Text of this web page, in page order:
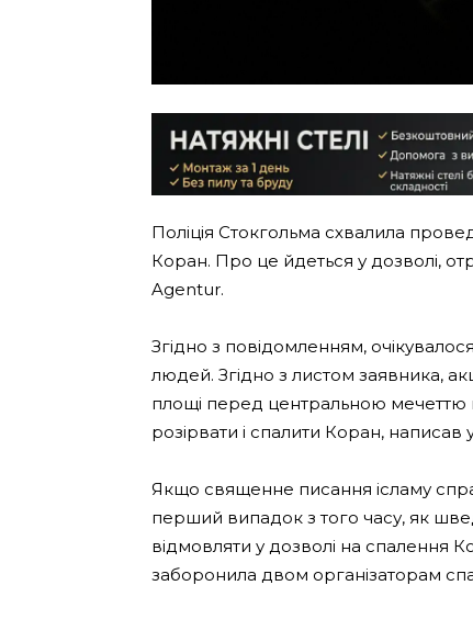
Поліція Стокгольма схвалила
Коран. Про це йдеться у дозволі,
Agentur.
Згідно з повідомленням,
людей. Згідно з листом заявника,
площі перед центральною мечеттю
розірвати і спалити Коран, написав
Якщо священне писання ісламу
перший випадок з того часу, як
відмовляти у дозволі на спалення
заборонила двом організаторам